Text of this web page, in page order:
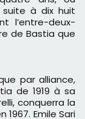
suite à dix huit
l’entre-deux-
de Bastia que
par alliance,
de 1919 à sa
conquerra la
Emile Sari